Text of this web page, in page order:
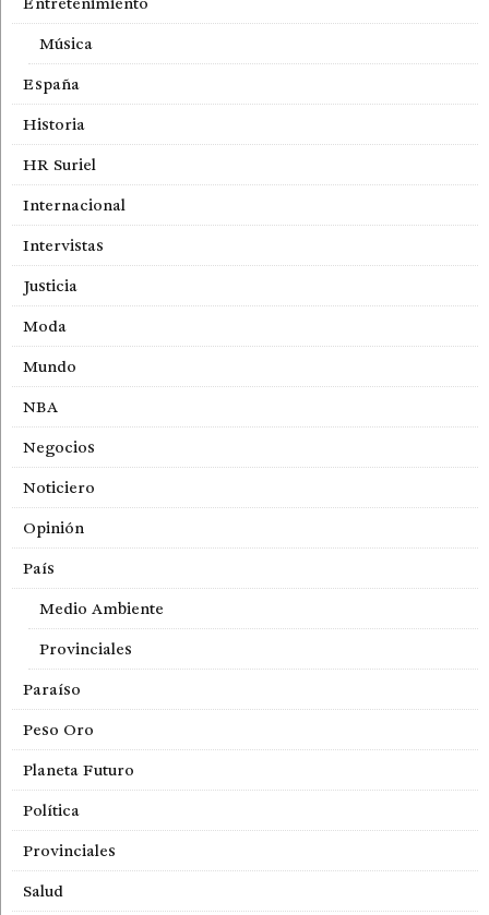
Música
España
Historia
HR Suriel
Internacional
Intervistas
Justicia
Moda
Mundo
NBA
Negocios
Noticiero
Opinión
País
Medio Ambiente
Provinciales
Paraíso
Peso Oro
Planeta Futuro
Política
Provinciales
Salud